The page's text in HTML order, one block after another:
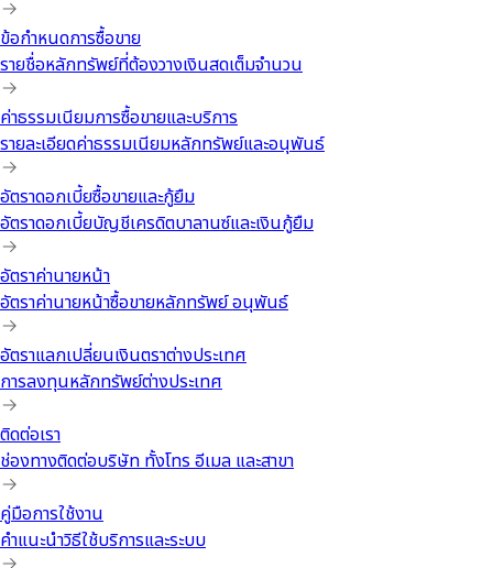
ข้อกำหนดการซื้อขาย
รายชื่อหลักทรัพย์ที่ต้องวางเงินสดเต็มจำนวน
ค่าธรรมเนียมการซื้อขายและบริการ
รายละเอียดค่าธรรมเนียมหลักทรัพย์และอนุพันธ์
อัตราดอกเบี้ยซื้อขายและกู้ยืม
อัตราดอกเบี้ยบัญชีเครดิตบาลานซ์และเงินกู้ยืม
อัตราค่านายหน้า
อัตราค่านายหน้าซื้อขายหลักทรัพย์ อนุพันธ์
อัตราแลกเปลี่ยนเงินตราต่างประเทศ
การลงทุนหลักทรัพย์ต่างประเทศ
ติดต่อเรา
ช่องทางติดต่อบริษัท ทั้งโทร อีเมล และสาขา
คู่มือการใช้งาน
คำแนะนำวิธีใช้บริการและระบบ